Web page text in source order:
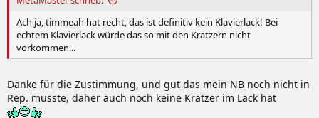
Ach ja, timmeah hat recht, das ist definitiv kein Klavierlack! Bei
echtem Klavierlack würde das so mit den Kratzern nicht
vorkommen...
Danke für die Zustimmung, und gut das mein NB noch nicht in
Rep. musste, daher auch noch keine Kratzer im Lack hat